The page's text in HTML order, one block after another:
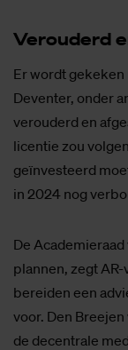
Ver­ou­derd
Er wordt
Deventer, onder
verouderd en
licentie zou
geïnvesteerd
in 2024 nog
De
plannen, zegt
bereiden een
voor. Den
de decentrale